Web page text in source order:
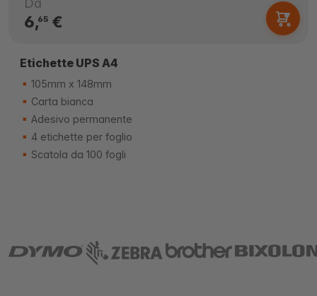
Da
6,65€
Etichette UPS A4
105mm x 148mm
Carta bianca
Adesivo permanente
4 etichette per foglio
Scatola da 100 fogli